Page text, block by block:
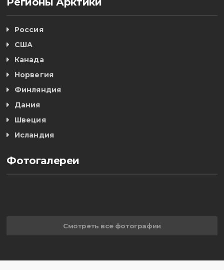
Россия
США
Канада
Норвегия
Финляндия
Дания
Швеция
Исландия
Фотогалереи
Смотреть все фотографии